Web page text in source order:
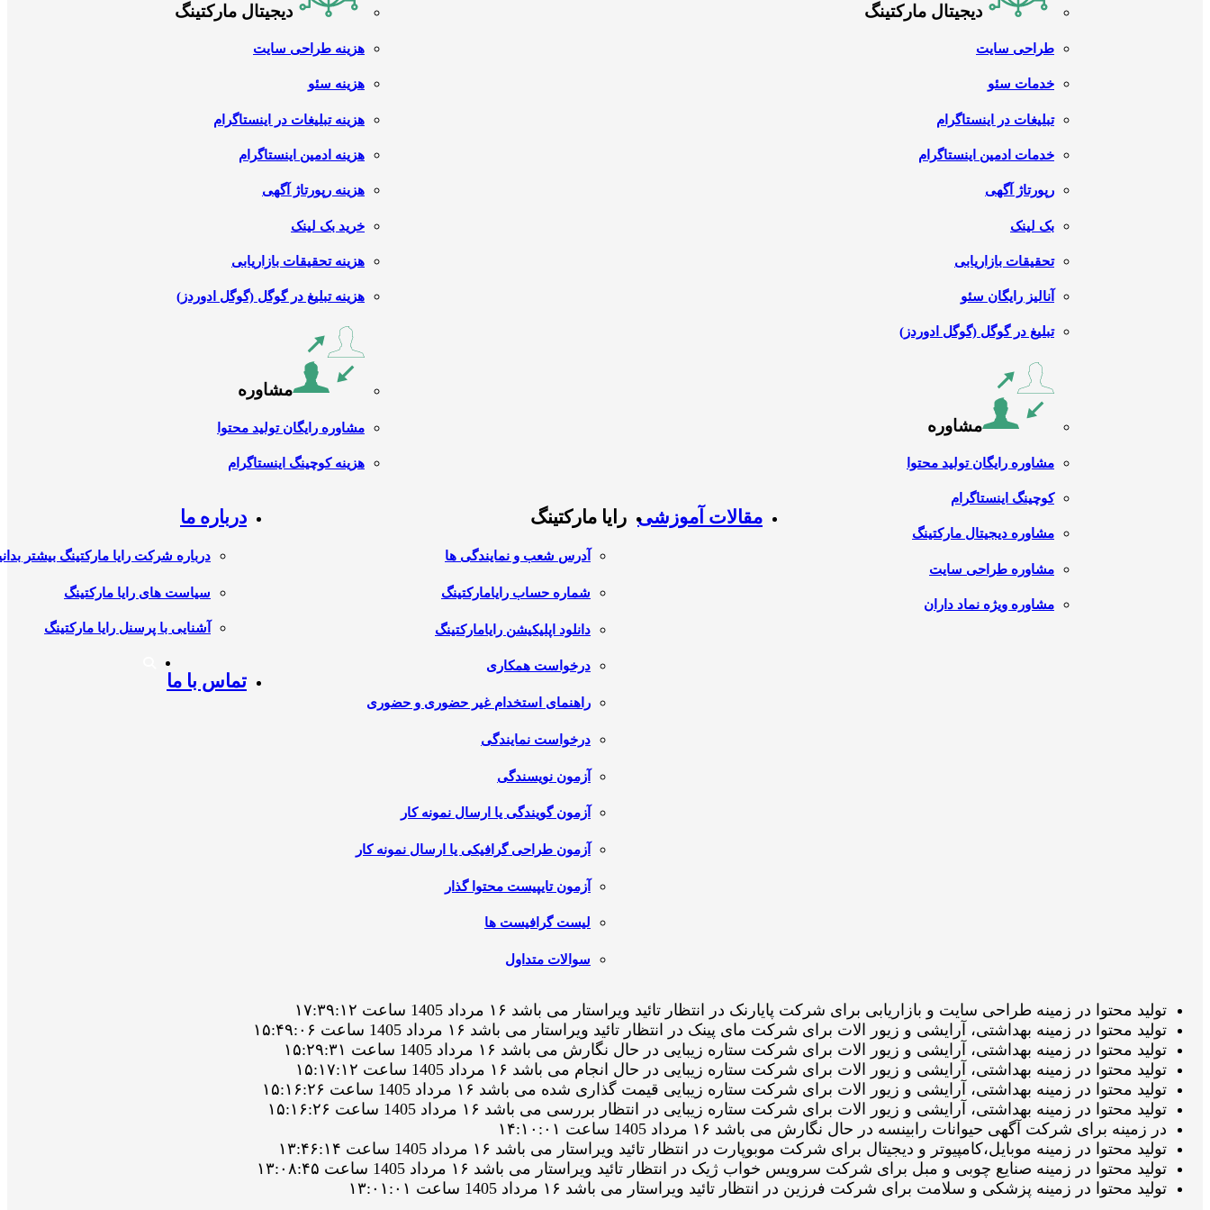
دیجیتال مارکتینگ
طراحی سایت
خدمات سئو
تبلیغات در اینستاگرام
خدمات ادمین اینستاگرام
رپورتاژ آگهی
بک لینک
تحقیقات بازاریابی
آنالیز رایگان سئو
تبلیغ در گوگل (گوگل ادوردز)
مشاوره
مشاوره رایگان تولید محتوا
کوچینگ اینستاگرام
مشاوره دیجیتال مارکتینگ
مشاوره طراحی سایت
مشاوره ویژه نماد داران
دیجیتال مارکتینگ
هزینه طراحی سایت
هزینه سئو
هزینه تبلیغات در اینستاگرام
هزینه ادمین اینستاگرام
هزینه رپورتاژ آگهی
خرید بک لینک
هزینه تحقیقات بازاریابی
هزینه تبلیغ در گوگل (گوگل ادوردز)
مشاوره
مشاوره رایگان تولید محتوا
هزینه کوچینگ اینستاگرام
مقالات آموزشی رایا مارکتینگ
آدرس شعب و نمایندگی ها
شماره حساب رایامارکتینگ
دانلود اپلیکیشن رایامارکتینگ
درخواست همکاری
راهنمای استخدام غیر حضوری و حضوری
درخواست نمایندگی
آزمون نویسندگی
آزمون گویندگی یا ارسال نمونه کار
آزمون طراحی گرافیکی یا ارسال نمونه کار
آزمون تایپیست محتوا گذار
لیست گرافیست ها
سوالات متداول
درباره ما
درباره شرکت رایا مارکتینگ بیشتر
سیاست های رایا مارکتینگ
آشنایی با پرسنل رایا مارکتینگ
تماس با ما
تولید محتوا در زمینه طراحی سایت و بازاریابی برای شرکت پایارنک در انتظار تائید ویراستار می باشد ۱۶ مرداد 1405 ساعت ۱۷:۳۹:۱۲
تولید محتوا در زمینه بهداشتی، آرایشی و زیور الات برای شرکت مای پینک در انتظار تائید ویراستار می باشد ۱۶ مرداد 1405 ساعت ۱۵:۴۹:۰۶
تولید محتوا در زمینه بهداشتی، آرایشی و زیور الات برای شرکت ستاره زیبایی در حال نگارش می باشد ۱۶ مرداد 1405 ساعت ۱۵:۲۹:۳۱
تولید محتوا در زمینه بهداشتی، آرایشی و زیور الات برای شرکت ستاره زیبایی در حال انجام می باشد ۱۶ مرداد 1405 ساعت ۱۵:۱۷:۱۲
تولید محتوا در زمینه بهداشتی، آرایشی و زیور الات برای شرکت ستاره زیبایی قیمت گذاری شده می باشد ۱۶ مرداد 1405 ساعت ۱۵:۱۶:۲۶
تولید محتوا در زمینه بهداشتی، آرایشی و زیور الات برای شرکت ستاره زیبایی در انتظار بررسی می باشد ۱۶ مرداد 1405 ساعت ۱۵:۱۶:۲۶
در زمینه برای شرکت آگهی حیوانات رابینسه در حال نگارش می باشد ۱۶ مرداد 1405 ساعت ۱۴:۱۰:۰۱
تولید محتوا در زمینه موبایل،کامپیوتر و دیجیتال برای شرکت موبوپارت در انتظار تائید ویراستار می باشد ۱۶ مرداد 1405 ساعت ۱۳:۴۶:۱۴
تولید محتوا در زمینه صنایع چوبی و مبل برای شرکت سرویس خواب ژیک در انتظار تائید ویراستار می باشد ۱۶ مرداد 1405 ساعت ۱۳:۰۸:۴۵
تولید محتوا در زمینه پزشکی و سلامت برای شرکت فرزین در انتظار تائید ویراستار می باشد ۱۶ مرداد 1405 ساعت ۱۳:۰۱:۰۱